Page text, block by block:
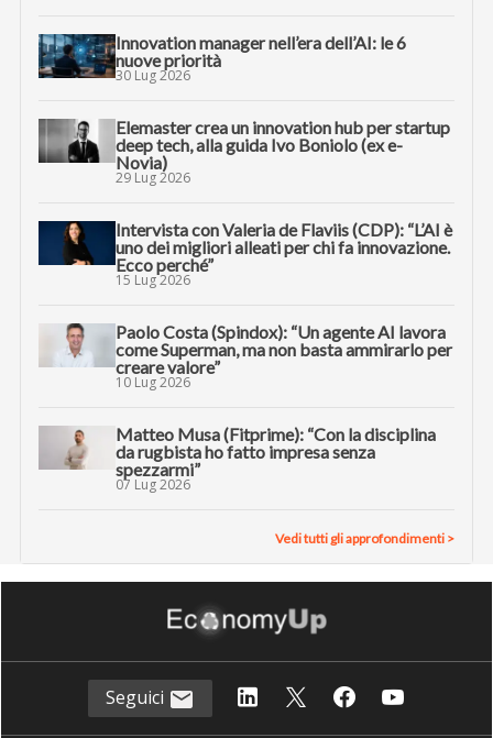
Innovation manager nell’era dell’AI: le 6
nuove priorità
30 Lug 2026
Elemaster crea un innovation hub per startup
deep tech, alla guida Ivo Boniolo (ex e-
Novia)
29 Lug 2026
Intervista con Valeria de Flaviis (CDP): “L’AI è
uno dei migliori alleati per chi fa innovazione.
Ecco perché”
15 Lug 2026
Paolo Costa (Spindox): “Un agente AI lavora
come Superman, ma non basta ammirarlo per
creare valore”
10 Lug 2026
Matteo Musa (Fitprime): “Con la disciplina
da rugbista ho fatto impresa senza
spezzarmi”
07 Lug 2026
Vedi tutti gli approfondimenti >
Seguici